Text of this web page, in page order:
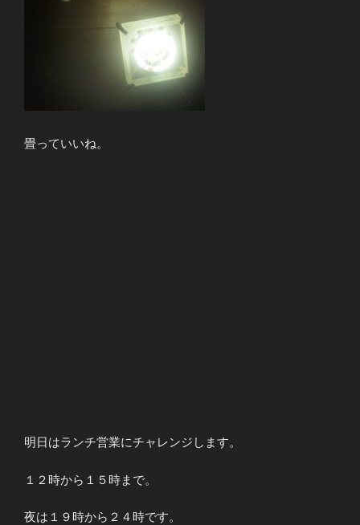
畳っていいね。
明日はランチ営業にチャレンジします。
１２時から１５時まで。
夜は１９時から２４時です。